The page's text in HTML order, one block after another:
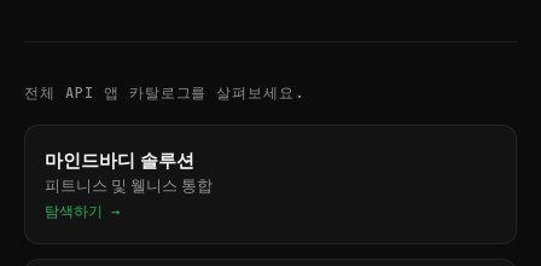
전체 API 앱 카탈로그를 살펴보세요.
마인드바디 솔루션
피트니스 및 웰니스 통합
탐색하기 →